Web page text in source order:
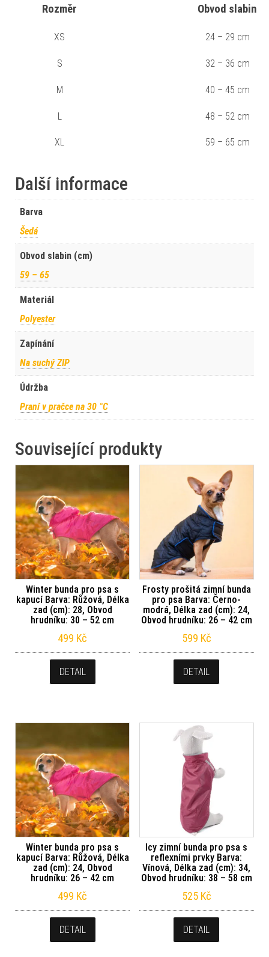
Rozměr Obvod slabin
XS 24 – 29 cm
S 32 – 36 cm
M 40 – 45 cm
L 48 – 52 cm
XL 59 – 65 cm
Další informace
Barva
Šedá
Obvod slabin (cm)
59 – 65
Materiál
Polyester
Zapínání
Na suchý ZIP
Údržba
Praní v pračce na 30 °C
Související produkty
Winter bunda pro psa s
kapucí Barva: Růžová, Délka
zad (cm): 28, Obvod
hrudníku: 30 – 52 cm
499 Kč
DETAIL
Frosty prošitá zimní bunda
pro psa Barva: Černo-
modrá, Délka zad (cm): 24,
Obvod hrudníku: 26 – 42 cm
599 Kč
DETAIL
Winter bunda pro psa s
kapucí Barva: Růžová, Délka
zad (cm): 24, Obvod
hrudníku: 26 – 42 cm
499 Kč
DETAIL
Icy zimní bunda pro psa s
reflexními prvky Barva:
Vínová, Délka zad (cm): 34,
Obvod hrudníku: 38 – 58 cm
525 Kč
DETAIL